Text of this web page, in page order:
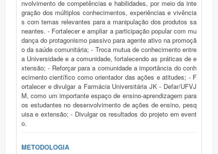
nvolvimento de competências e habilidades, por meio da inte
gração dos múltiplos conhecimentos, experiências e vivência
s com temas relevantes para a manipulação dos produtos sa
neantes. - Fortalecer e ampliar a participação popular com mu
dança do protagonismo passivo para agente ativo na promoçã
o da saúde comunitária; - Troca mutua de conhecimento entre
a Universidade e a comunidade, fortalecendo as práticas de e
xtensão; - Reforçar para a comunidade a importância do conh
ecimento científico como orientador das ações e atitudes; - F
ortalecer e divulgar a Farmácia Universitária JK - Defar/UFVJ
M, como um importante espaço de ensino-aprendizagem para
os estudantes no desenvolvimento de ações de ensino, pesq
uisa e extensão; - Divulgar os resultados do projeto em event
o.
METODOLOGIA